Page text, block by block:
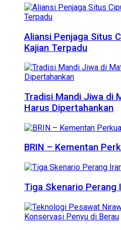
Aliansi Penjaga Situs
Kajian Terpadu
Tradisi Mandi Jiwa di
Harus Dipertahankan
BRIN – Kementan
Tiga Skenario Perang